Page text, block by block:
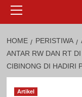
Menu
HOME PERISTIWA
ANTAR RW DAN RT
CIBINONG DI HADIRI
Artikel